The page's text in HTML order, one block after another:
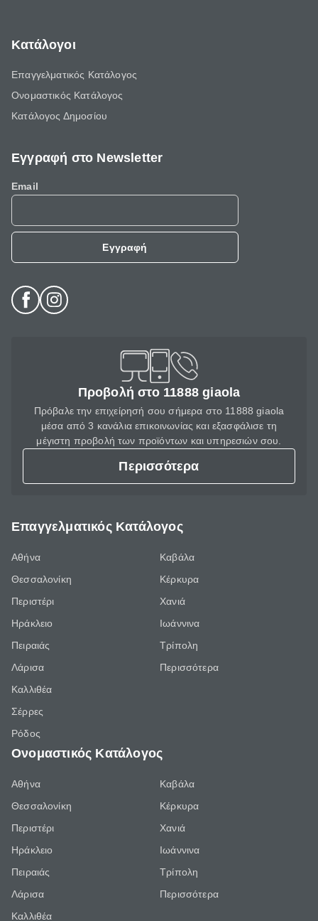
Κατάλογοι
Επαγγελματικός Κατάλογος
Ονομαστικός Κατάλογος
Κατάλογος Δημοσίου
Εγγραφή στο Newsletter
Email
Εγγραφή
Προβολή στο 11888 giaola
Πρόβαλε την επιχείρησή σου σήμερα στο 11888 giaola
μέσα από 3 κανάλια επικοινωνίας και εξασφάλισε τη
μέγιστη προβολή των προϊόντων και υπηρεσιών σου.
Περισσότερα
Επαγγελματικός Κατάλογος
Αθήνα
Θεσσαλονίκη
Περιστέρι
Ηράκλειο
Πειραιάς
Λάρισα
Καλλιθέα
Σέρρες
Ρόδος
Καβάλα
Κέρκυρα
Χανιά
Ιωάννινα
Τρίπολη
Περισσότερα
Ονομαστικός Κατάλογος
Αθήνα
Θεσσαλονίκη
Περιστέρι
Ηράκλειο
Πειραιάς
Λάρισα
Καλλιθέα
Καβάλα
Κέρκυρα
Χανιά
Ιωάννινα
Τρίπολη
Περισσότερα